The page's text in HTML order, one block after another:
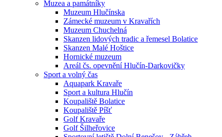
Muzea a památníky
Muzeum Hlučínska
Zámecké muzeum v Kravařích
Muzeum Chuchelná
Skanzen lidových tradic a řemesel Bolatice
Skanzen Malé Hoštice
Hornické muzeum
Areál čs. opevnění Hlučín-Darkovičky
Sport a volný čas
Aquapark Kravaře
Sport a kultura Hlučín
Koupaliště Bolatice
Koupaliště Píšť
Golf Kravaře
Golf Šilheřovice